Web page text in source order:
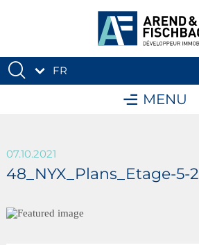
FR
MENU
07.10.2021
48_NYX_Plans_Etage-5-2